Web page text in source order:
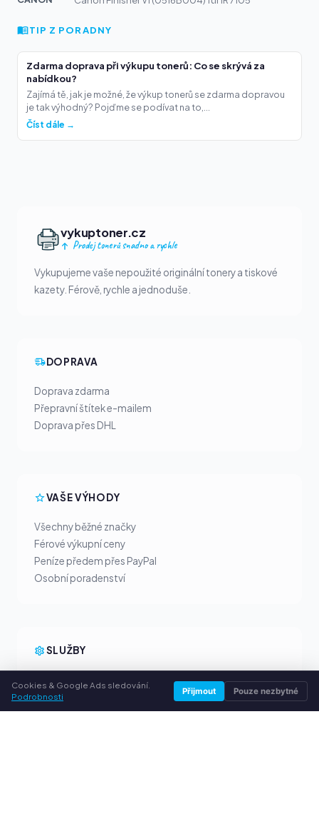
TIP Z PORADNY
Zdarma doprava při výkupu tonerů: Co se skrývá za
nabídkou?
Zajímá tě, jak je možné, že výkup tonerů se zdarma dopravou
je tak výhodný? Pojďme se podívat na to,...
Číst dále →
vykuptoner.cz
Prodej tonerů snadno a rychle
Vykupujeme vaše nepoužité originální tonery a tiskové
kazety. Férově, rychle a jednoduše.
DOPRAVA
Doprava zdarma
Přepravní štítek e-mailem
Doprava přes DHL
VAŠE VÝHODY
Všechny běžné značky
Férové výkupní ceny
Peníze předem přes PayPal
Osobní poradenství
SLUŽBY
Ochrana osobních údajů
Kontakt / Právní informace
Cookies & Google Ads sledování.
Podrobnosti
Přijmout Pouze nezbytné